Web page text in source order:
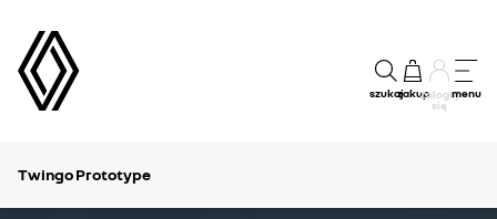
szukajzakupZaloguj
się
menu
Twingo Prototype